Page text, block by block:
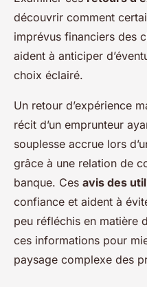
découvrir comment
imprévus financiers des
aident à anticiper
choix éclairé.
Un retour d’expérience
récit d’un emprunteur
souplesse accrue lors
grâce à une relation de
banque. Ces avis des
confiance et aident à
peu réfléchis en matière
ces informations pour
paysage complexe des